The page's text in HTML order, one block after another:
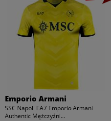
Emporio Armani
SSC Napoli EA7 Emporio Armani
Authentic Mężczyźni...